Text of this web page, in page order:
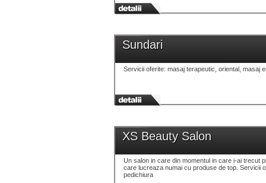
Sundari
Servicii oferite: masaj terapeutic, oriental, masaj
XS Beauty Salon
Un salon in care din momentul in care i-ai trecut
care lucreaza numai cu produse de top. Servicii
pedichiura